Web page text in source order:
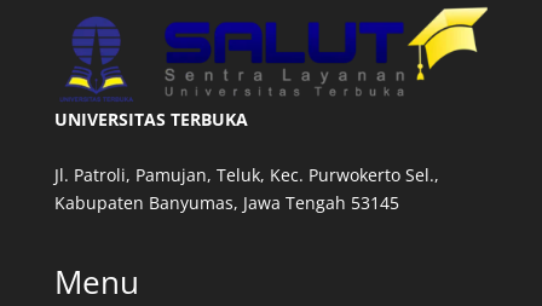
UNIVERSITAS TERBUKA
Jl. Patroli, Pamujan, Teluk, Kec. Purwokerto Sel.,
Kabupaten Banyumas, Jawa Tengah 53145
Menu